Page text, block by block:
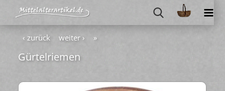
‹ zurück weiter › »
Gür­tel­rie­men